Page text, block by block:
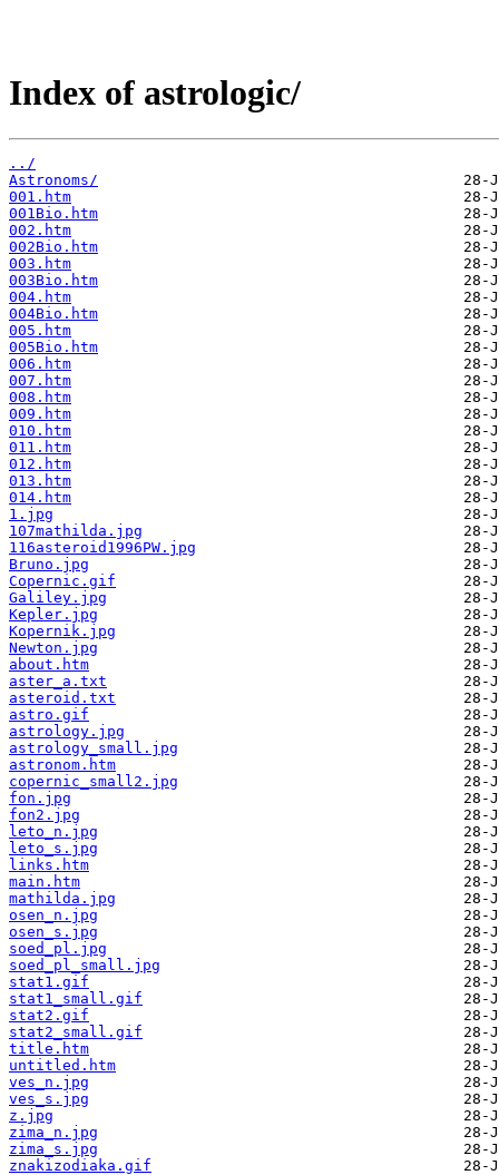
Index of astrologic/
../
Astronoms/
001.htm
001Bio.htm
002.htm
002Bio.htm
003.htm
003Bio.htm
004.htm
004Bio.htm
005.htm
005Bio.htm
006.htm
007.htm
008.htm
009.htm
010.htm
011.htm
012.htm
013.htm
014.htm
1.jpg
107mathilda.jpg
116asteroid1996PW.jpg
Bruno.jpg
Copernic.gif
Galiley.jpg
Kepler.jpg
Kopernik.jpg
Newton.jpg
about.htm
aster_a.txt
asteroid.txt
astro.gif
astrology.jpg
astrology_small.jpg
astronom.htm
copernic_small2.jpg
fon.jpg
fon2.jpg
leto_n.jpg
leto_s.jpg
links.htm
main.htm
mathilda.jpg
osen_n.jpg
osen_s.jpg
soed_pl.jpg
soed_pl_small.jpg
stat1.gif
stat1_small.gif
stat2.gif
stat2_small.gif
title.htm
untitled.htm
ves_n.jpg
ves_s.jpg
z.jpg
zima_n.jpg
zima_s.jpg
znakizodiaka.gif